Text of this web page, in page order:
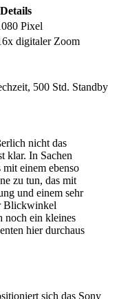
Details
Pixel
digitaler Zoom
500 Std. Standby
nicht das
klar. In Sachen
einem ebenso
zu tun, das mit
und einem sehr
Blickwinkel
noch ein kleines
hier durchaus
sich das Sony